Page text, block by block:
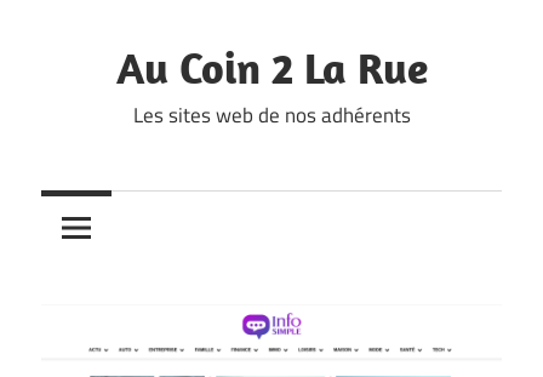
Au Coin 2 La Rue
Les sites web de nos adhérents